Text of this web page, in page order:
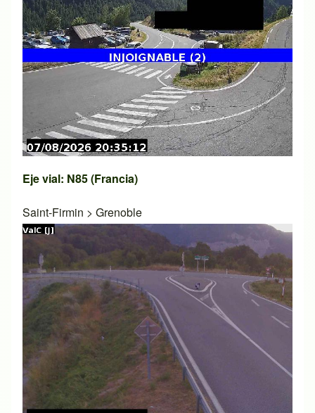
Eje vial: N85 (Francia)
Saint-Firmin > Grenoble